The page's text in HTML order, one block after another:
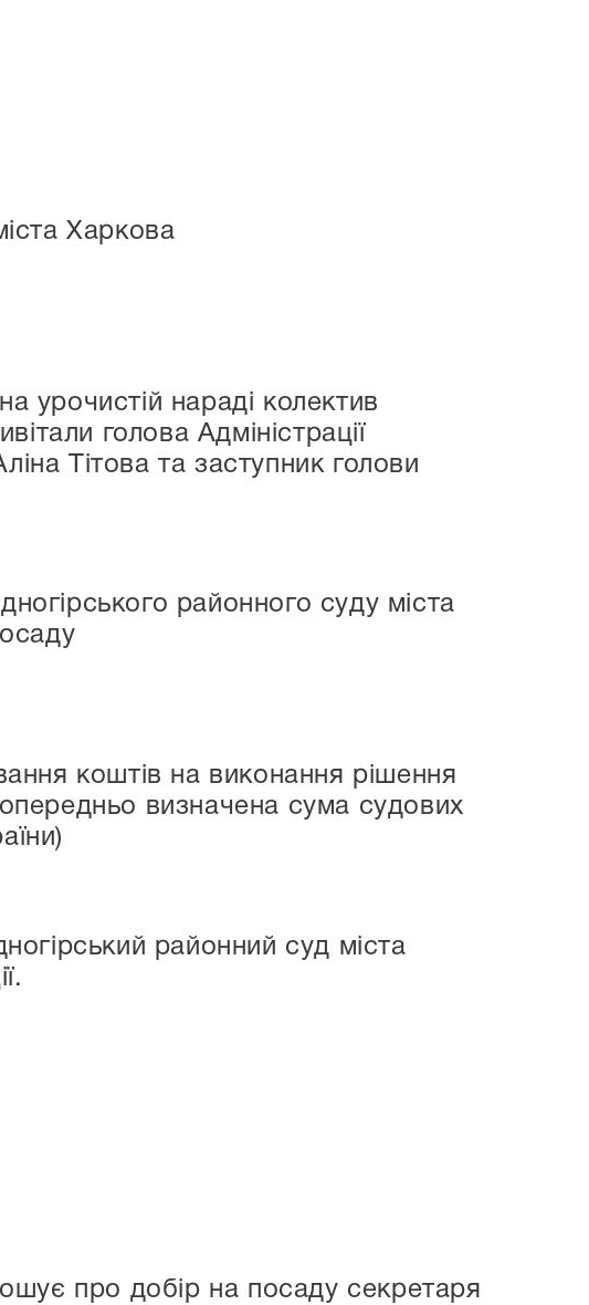
Харкова
урочистій нараді колектив
голова Адміністрації
Тітова та заступник голови
районного суду міста
коштів на виконання рішення
визначена сума судових
районний суд міста
про добір на посаду секретаря